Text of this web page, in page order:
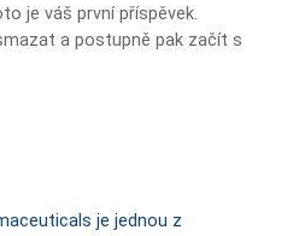
je váš první příspěvek.
a postupně pak začít s
je jednou z